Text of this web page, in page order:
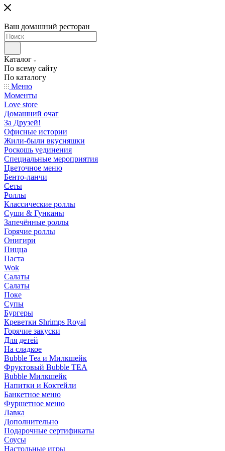
Ваш домашний ресторан
Каталог
По всему сайту
По каталогу
Меню
Моменты
Love store
Домашний очаг
За Друзей!
Офисные истории
Жили-были вкусняшки
Роскошь уединения
Специальные мероприятия
Цветочное меню
Бенто-ланчи
Сеты
Роллы
Классические роллы
Суши & Гунканы
Запечённые роллы
Горячие роллы
Онигири
Пицца
Паста
Wok
Салаты
Салаты
Поке
Супы
Бургеры
Креветки Shrimps Royal
Горячие закуски
Для детей
На сладкое
Bubble Tea и Милкшейк
Фруктовый Bubble TEA
Bubble Милкшейк
Напитки и Коктейли
Банкетное меню
Фуршетное меню
Лавка
Дополнительно
Подарочные сертификаты
Соусы
Настольные игры